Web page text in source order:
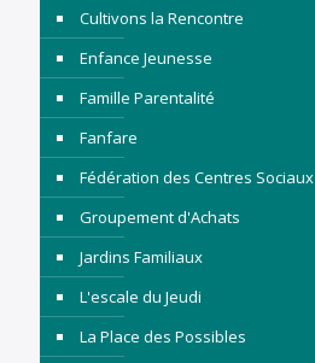
Cultivons la Rencontre
Enfance Jeunesse
Famille Parentalité
Fanfare
Fédération des Centres Sociaux
Groupement d'Achats
Jardins Familiaux
L'escale du Jeudi
La Place des Possibles